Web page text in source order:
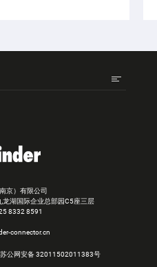
京）有限公司
湖国际企业总部园C5座三层
8332 8591
connector.cn
苏公网安备 32011502011383号